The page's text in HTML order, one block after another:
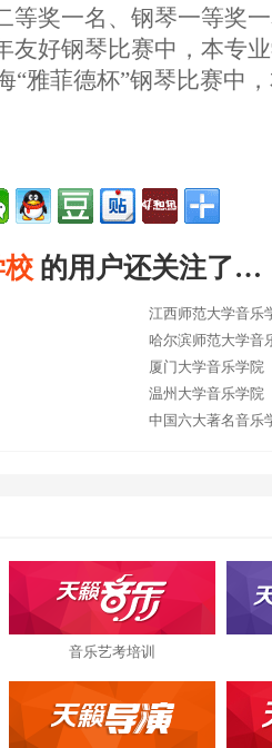
等奖一名、钢琴一等奖
好钢琴比赛中，本专
“雅菲德杯”钢琴比赛中
校 的用户还关注了…
江西师范大学音乐
哈尔滨师范大学音
厦门大学音乐学院
温州大学音乐学院
中国六大著名音乐
音乐艺考培训